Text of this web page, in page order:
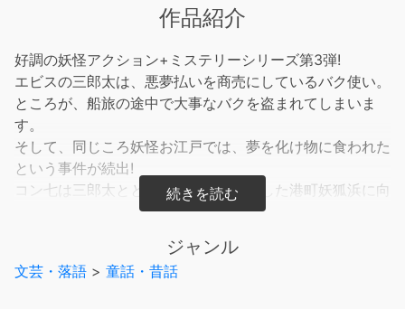
作品紹介
好調の妖怪アクション+ミステリーシリーズ第3弾!
エビスの三郎太は、悪夢払いを商売にしているバク使い。
ところが、船旅の途中で大事なバクを盗まれてしまいま
す。
そして、同じころ妖怪お江戸では、夢を化け物に食われた
という事件が続出!
コン七は三郎太とともにバクが姿を消した港町妖狐浜に向
われらがコン七はバクを探し出せるのか?そして夢食い事
件を解決できるのか?
ジャンル
文芸・落語 > 童話・昔話